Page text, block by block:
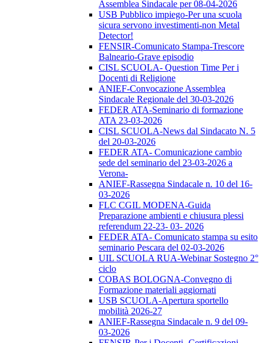
Assemblea Sindacale per 08-04-2026
USB Pubblico impiego-Per una scuola
sicura servono investimenti-non Metal
Detector!
FENSIR-Comunicato Stampa-Trescore
Balneario-Grave episodio
CISL SCUOLA- Question Time Per i
Docenti di Religione
ANIEF-Convocazione Assemblea
Sindacale Regionale del 30-03-2026
FEDER ATA-Seminario di formazione
ATA 23-03-2026
CISL SCUOLA-News dal Sindacato N. 5
del 20-03-2026
FEDER ATA- Comunicazione cambio
sede del seminario del 23-03-2026 a
Verona-
ANIEF-Rassegna Sindacale n. 10 del 16-
03-2026
FLC CGIL MODENA-Guida
Preparazione ambienti e chiusura plessi
referendum 22-23- 03- 2026
FEDER ATA- Comunicato stampa su esito
seminario Pescara del 02-03-2026
UIL SCUOLA RUA-Webinar Sostegno 2°
ciclo
COBAS BOLOGNA-Convegno di
Formazione materiali aggiornati
USB SCUOLA-Apertura sportello
mobilità 2026-27
ANIEF-Rassegna Sindacale n. 9 del 09-
03-2026